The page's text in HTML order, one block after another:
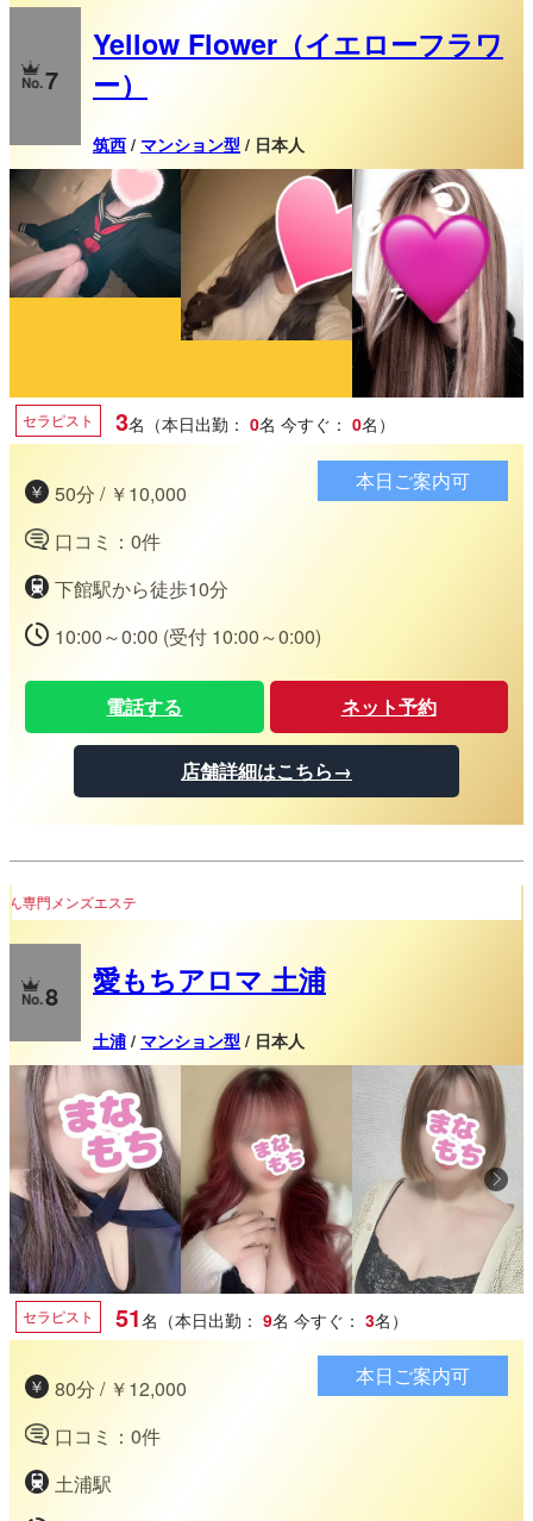
7
Yellow Flower（イエローフラワ
ー）
筑西 / マンション型 / 日本人
セラピスト 3名（本日出勤： 0名 今すぐ： 0名）
50分 / ￥10,000
口コミ：0件
下館駅から徒歩10分
10:00～0:00 (受付 10:00～0:00)
本日ご案内可
電話する ネット予約
店舗詳細はこちら→
8 愛もちアロマ 土浦
土浦 / マンション型 / 日本人
セラピスト 51名（本日出勤： 9名 今すぐ： 3名）
80分 / ￥12,000
口コミ：0件
土浦駅
本日ご案内可